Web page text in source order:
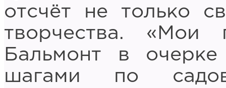
отсчёт не только
творчества.
Бальмонт в
шагами по